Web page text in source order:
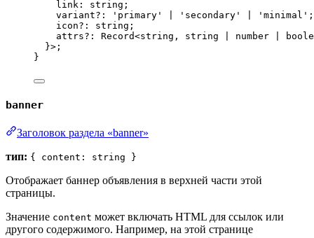
link : string ;
variant?: ' primary ' ' secondary ' ' minimal ' ;
icon?: string ;
attrs?: Record<string , string number
}>;
}
banner
Заголовок раздела «banner»
тип: { content: string }
Отображает баннер объявления в верхней части этой
страницы.
Значение content может включать HTML для ссылок или
другого содержимого. Например, на этой странице